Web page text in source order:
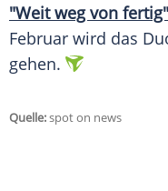
"Weit weg von
Februar wird das
gehen.
Quelle:spot on news